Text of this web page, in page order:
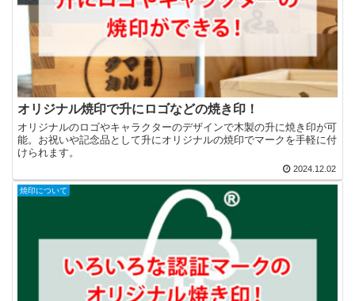
オリジナル焼印で升にロゴなどの焼き印！
オリジナルのロゴやキャラクターのデザインで木製の升に焼き印が可
能。お祝いや記念品として升にオリジナルの焼印でマークを手軽に付
けられます。
2024.12.02
焼印について